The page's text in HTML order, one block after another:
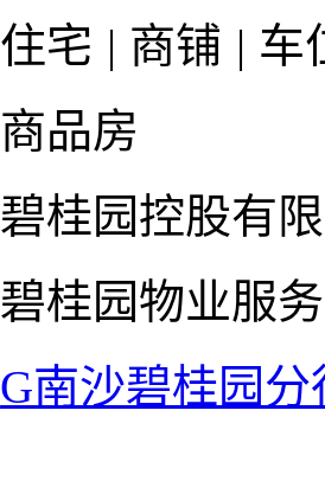
住宅 | 商铺 | 车
商品房
碧桂园控股有
碧桂园物业服
G南沙碧桂园分